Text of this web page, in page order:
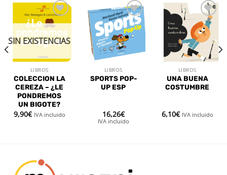
Añadir
a la
lista de
deseos
SIN EXISTENCIAS
LIBROS
COLECCION LA
CEREZA – ¿LE
PONDREMOS
UN BIGOTE?
9,90€ IVA incluido
Añadir
a la
lista de
deseos
LIBROS
SPORTS POP-
UP ESP
16,26€
IVA incluido
Añadir
a la
lista de
deseos
LIBROS
UNA BUENA
COSTUMBRE
6,10€ IVA incluido